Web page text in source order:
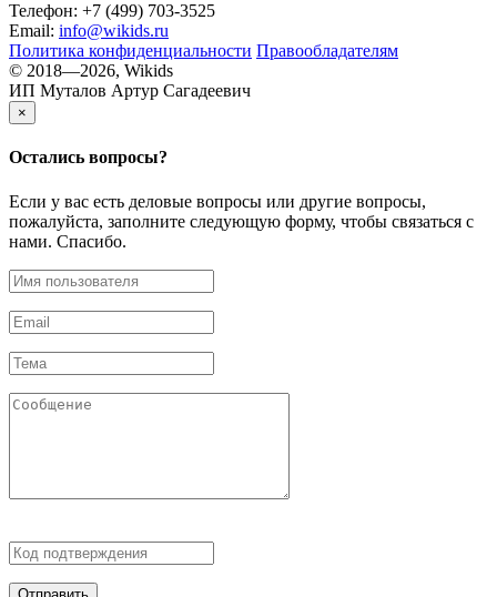
Телефон: +7 (499) 703-3525
Email: info@wikids.ru
Политика конфиденциальности Правообладателям
© 2018—2026, Wikids
ИП Муталов Артур Сагадеевич
×
Остались вопросы?
Если у вас есть деловые вопросы или другие вопросы,
пожалуйста, заполните следующую форму, чтобы связаться с
нами. Спасибо.